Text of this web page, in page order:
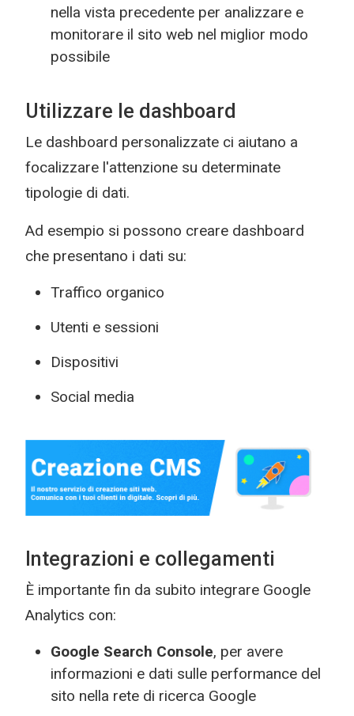
nella vista precedente per analizzare e
monitorare il sito web nel miglior modo
possibile
Utilizzare le dashboard
Le dashboard personalizzate ci aiutano a
focalizzare l'attenzione su determinate
tipologie di dati.
Ad esempio si possono creare dashboard
che presentano i dati su:
Traffico organico
Utenti e sessioni
Dispositivi
Social media
Integrazioni e collegamenti
È importante fin da subito integrare Google
Analytics con:
Google Search Console, per avere
informazioni e dati sulle performance del
sito nella rete di ricerca Google